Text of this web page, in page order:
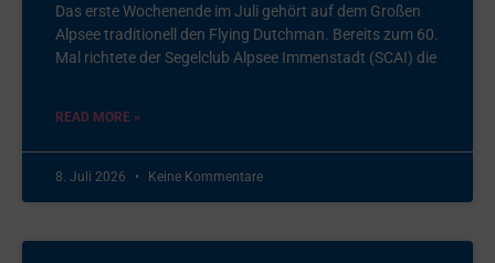
Das erste Wochenende im Juli gehört auf dem Großen
Alpsee traditionell den Flying Dutchman. Bereits zum 60.
Mal richtete der Segelclub Alpsee Immenstadt (SCAI) die
READ MORE »
8. Juli 2026 Keine Kommentare